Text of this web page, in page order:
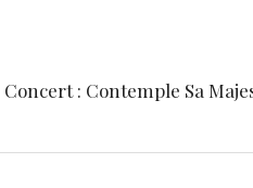
Concert : Contemple Sa